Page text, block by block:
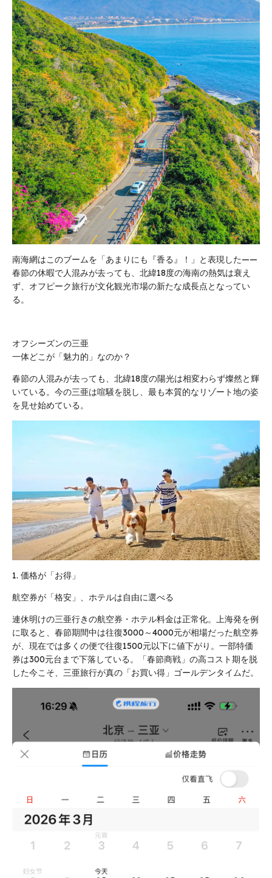
南海網はこのブームを「あまりにも『香る』！」と表現した——
春節の休暇で人混みが去っても、北緯18度の海南の熱気は衰え
ず、オフピーク旅行が文化観光市場の新たな成長点となってい
る。
オフシーズンの三亜
一体どこが「魅力的」なのか？
春節の人混みが去っても、北緯18度の陽光は相変わらず燦然と輝
いている。今の三亜は喧騒を脱し、最も本質的なリゾート地の姿
を見せ始めている。
1. 価格が「お得」
航空券が「格安」、ホテルは自由に選べる
連休明けの三亜行きの航空券・ホテル料金は正常化。上海発を例
に取ると、春節期間中は往復3000～4000元が相場だった航空券
が、現在では多くの便で往復1500元以下に値下がり。一部特価
券は300元台まで下落している。「春節商戦」の高コスト期を脱
した今こそ、三亜旅行が真の「お買い得」ゴールデンタイムだ。